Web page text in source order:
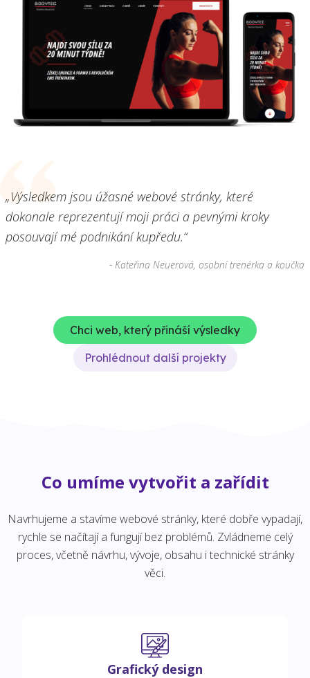
„Výsledkem jsou úžasné webové stránky, které
dokonale reprezentují moji práci a pevnými kroky
posouvají mé podnikání kupředu.“
- Kateřina Neuerová, osobní trenérka a koučka
Chci web, který přináší výsledky
Prohlédnout další projekty
Co umíme vytvořit a zařídit
Navrhujeme a stavíme webové stránky, které dobře vypadají,
rychle se načítají a fungují bez problémů. Zvládneme celý
proces, včetně návrhu, vývoje, obsahu i technické stránky
věci.
Grafický design